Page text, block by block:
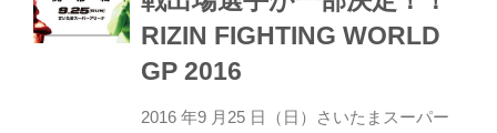
http://l-tike.com/ （パソコン＆携帯） ロー
ソン・ミニストップでもお買い求め...
RIZIN FIGHTING WORLD
GP 2016
2016 年9 月25 日（日）さいたまスーパー